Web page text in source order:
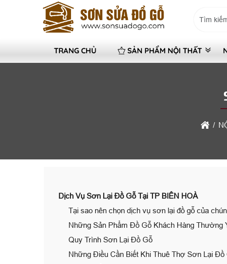
TRANG CHỦ SẢN PHẨM NỘI THẤT
Dịch Vụ Sơn Lại Đồ Gỗ Tại TP BIÊN HOÀ
Tại sao nên chọn dịch vụ sơn lại đồ gỗ của
Những Sản Phẩm Đồ Gỗ Khách Hàng Thường
Quy Trình Sơn Lại Đồ Gỗ
Những Điều Cần Biết Khi Thuê Thợ Sơn Lại Đồ